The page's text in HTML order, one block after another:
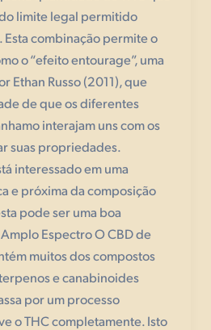
limite legal permitido
Esta combinação permite o
o “efeito entourage”, uma
Ethan Russo (2011), que
de que os diferentes
interajam uns com os
suas propriedades.
interessado em uma
e próxima da composição
pode ser uma boa
Espectro O CBD de
muitos dos compostos
e canabinoides
por um processo
o THC completamente. Isto